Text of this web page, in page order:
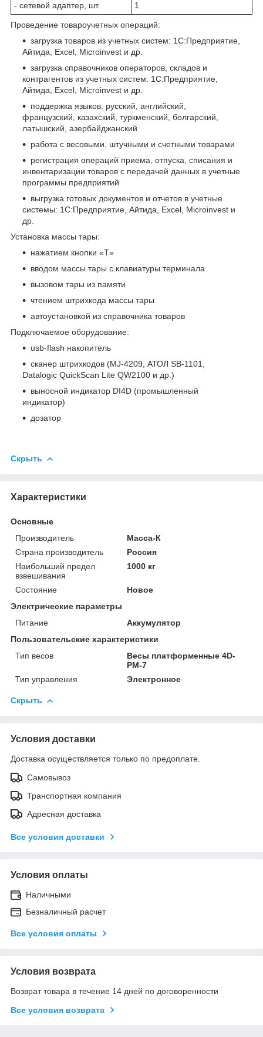
- сетевой адаптер, шт. 1
Проведение товароучетных операций:
загрузка товаров из учетных систем: 1С:Предприятие,
Айтида, Excel, Microinvest и др.
загрузка справочников операторов, складов и
контрагентов из учетных систем: 1С:Предприятие,
Айтида, Excel, Microinvest и др.
поддержка языков: русский, английский,
французский, казахский, туркменский, болгарский,
латышский, азербайджанский
работа с весовыми, штучными и счетными товарами
регистрация операций приема, отпуска, списания и
инвентаризации товаров с передачей данных в учетные
программы предприятий
выгрузка готовых документов и отчетов в учетные
системы: 1С:Предприятие, Айтида, Excel, Microinvest и
др.
Установка массы тары:
нажатием кнопки «T»
вводом массы тары с клавиатуры терминала
вызовом тары из памяти
чтением штрихкода массы тары
автоустановкой из справочника товаров
Подключаемое оборудование:
usb-flash накопитель
сканер штрихкодов (MJ-4209, АТОЛ SB-1101,
Datalogic QuickScan Lite QW2100 и др.)
выносной индикатор DI4D (промышленный
индикатор)
дозатор
Скрыть
Характеристики
Основные
Производитель
Масса-К
Страна производитель
Россия
Наибольший предел
взвешивания
1000 кг
Состояние
Новое
Электрические параметры
Питание
Аккумулятор
Пользовательские характеристики
Тип весов
Весы платформенные 4D-
PM-7
Тип управления
Электронное
Скрыть
Условия доставки
Доставка осуществляется только по предоплате.
Самовывоз
Транспортная компания
Адресная доставка
Все условия доставки
Условия оплаты
Наличными
Безналичный расчет
Все условия оплаты
Условия возврата
Возврат товара в течение 14 дней по договоренности
Все условия возврата